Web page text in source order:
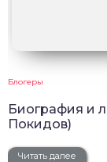
Блогеры
Биография и
Покидов)
Читать далее